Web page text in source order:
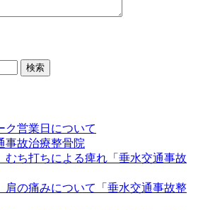
ク営業日について
故治療整骨院
むち打ちによる痺れ「垂水交通事故
肩の痛みについて「垂水交通事故整